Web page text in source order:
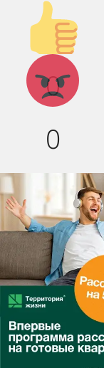
Палец
вверх!
0
Агрессия!
0